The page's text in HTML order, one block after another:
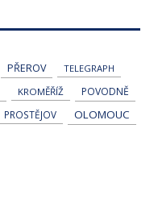
PŘEROV
TELEGRAPH
KROMĚŘÍŽ POVODNĚ
PROSTĚJOV OLOMOUC